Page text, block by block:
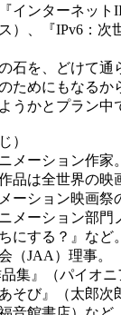
インターネッ
）、『IPv6：
石を、どけて
ためにもなる
うかとプラン中
）
メーション作家
品は全世界の映
ーション映画
メーション部
にする？』な
（JAA）理事。
集』（パイオ
そび』（太郎